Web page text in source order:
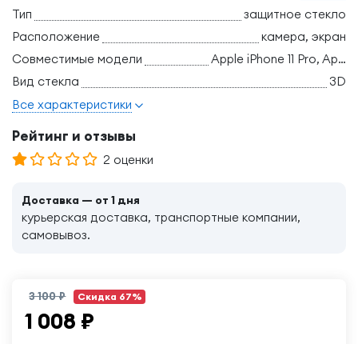
Тип
защитное стекло
Расположение
камера, экран
Совместимые модели
Apple iPhone 11 Pro, Apple iPhone X, Apple iPhone Xs
Вид стекла
3D
Все характеристики
Рейтинг и отзывы
2 оценки
Доставка — от 1 дня
курьерская доставка, транспортные компании,
самовывоз.
3 100 ₽ Скидка 67%
1 008 ₽